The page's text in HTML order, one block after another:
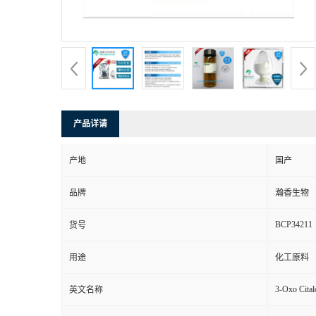
产品详请
产地 国产
品牌 瀚香生物
货号 BCP34211
用途 化工原料
英文名称 3-Oxo